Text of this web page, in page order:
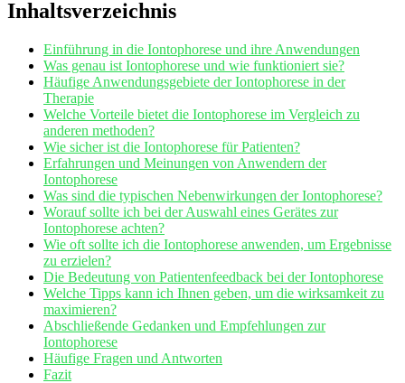
Inhaltsverzeichnis
Einführung⁤ in die Iontophorese und ihre Anwendungen
Was⁣ genau ist Iontophorese‌ und wie‌ funktioniert sie?
Häufige Anwendungsgebiete der Iontophorese in der
‍Therapie
Welche ⁢Vorteile bietet‍ die Iontophorese im ‍Vergleich zu​
anderen methoden?
Wie sicher ist ⁣die Iontophorese für Patienten?
Erfahrungen und Meinungen von Anwendern der‍
Iontophorese
Was sind die ⁢typischen Nebenwirkungen der Iontophorese?
Worauf sollte ich bei der Auswahl eines Gerätes zur
Iontophorese achten?
Wie oft sollte ich die Iontophorese anwenden, um⁢ Ergebnisse⁤
zu erzielen?
Die Bedeutung von Patientenfeedback bei‍ der ⁤Iontophorese
Welche⁢ Tipps‌ kann ich Ihnen geben, um die wirksamkeit ⁢zu
maximieren?
Abschließende Gedanken und Empfehlungen zur
Iontophorese
Häufige Fragen und Antworten
Fazit